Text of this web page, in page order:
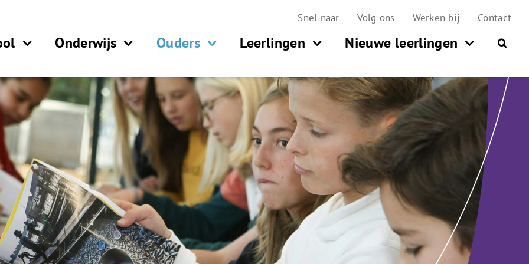
Snel naar Volg ons Werken bij Contact
Onderwijs Ouders Leerlingen Nieuwe leerlingen